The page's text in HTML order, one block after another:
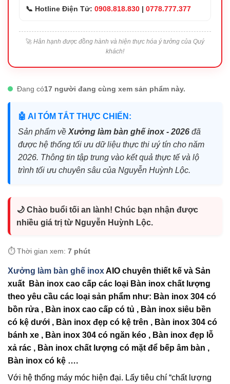
📞 Hotline Điện Tử: 0908.818.830 | 0778.777.377
🚀 Hân hạnh được đồng hành và hiện thực hóa ý tưởng của Quý
khách!
Đang có17 người đang cùng xem sản phẩm này.
🤖 AI TÓM TẮT THỰC CHIẾN:
Sản phẩm về Xưởng làm bàn ghế inox - 2026 đã
được hệ thống tối ưu dữ liệu thực thi uý tín cho năm
2026. Thông tin tập trung vào kết quả thực tế và lộ
trình tối ưu chuyên sâu của Nguyễn Huỳnh Lộc.
🌙 Chào buổi tối an lành! Chúc bạn nhận được
nhiều giá trị từ Nguyễn Huỳnh Lộc.
⏱️ Thời gian xem: 7 phút
Xưởng làm bàn ghế inoxAIO chuyên thiết kế và Sản
xuất Bàn inox cao cấp các loại Bàn inox chất lượng
theo yêu cầu các loại sản phẩm như: Bàn inox 304 có
bồn rửa , Bàn inox cao cấp có tủ , Bàn inox siêu bền
có kệ dưới , Bàn inox đẹp có kệ trên , Bàn inox 304 có
bánh xe , Bàn inox 304 có ngăn kéo , Bàn inox đẹp lỗ
xả rác , Bàn inox chất lượng có mặt để bếp âm bàn ,
Bàn inox có kệ ….
Với hệ thống máy móc hiện đại. Lấy tiêu chí “chất lượng